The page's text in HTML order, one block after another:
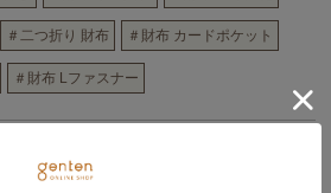
＃二つ折り 財布 ＃財布 カードポケット
＃財布 Lファスナー
商品詳細